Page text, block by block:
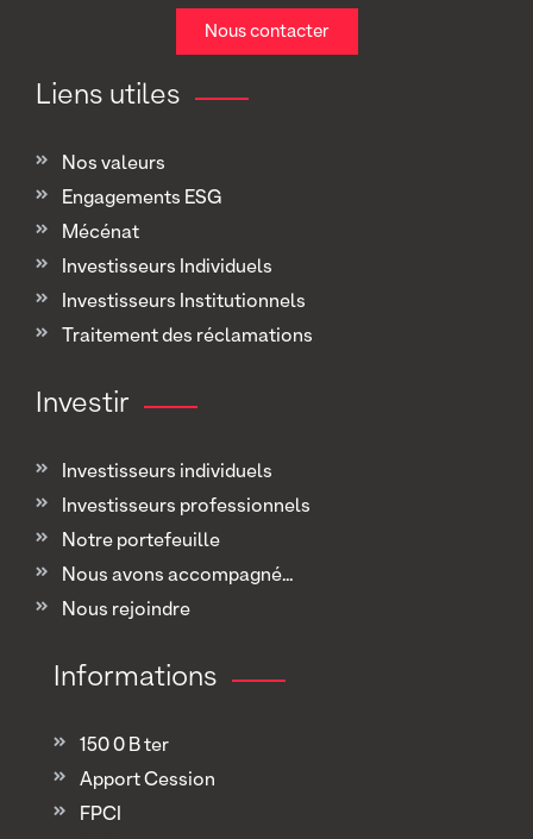
Nous contacter
Liens utiles
Nos valeurs
Engagements ESG
Mécénat
Investisseurs Individuels
Investisseurs Institutionnels
Traitement des réclamations
Investir
Investisseurs individuels
Investisseurs professionnels
Notre portefeuille
Nous avons accompagné...
Nous rejoindre
Informations
150 0 B ter
Apport Cession
FPCI